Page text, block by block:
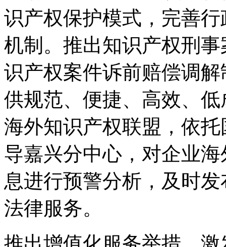
识产权保护模式，完善
机制。推出知识产权刑
识产权案件诉前赔偿调
供规范、便捷、高效、
海外知识产权联盟，依
导嘉兴分中心，对企业
息进行预警分析，及时
法律服务。